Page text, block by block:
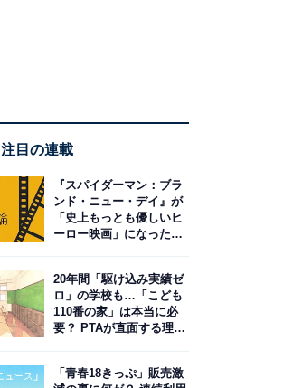
注目の連載
『スパイダーマン：ブラ
ンド・ニュー・デイ』が
「史上もっとも優しいヒ
ーロー映画」になった理
20年間「駆け込み実績ゼ
ロ」の学校も…「こども
110番の家」は本当に必
要？ PTAが直面する理想
「青春18きっぷ」販売激